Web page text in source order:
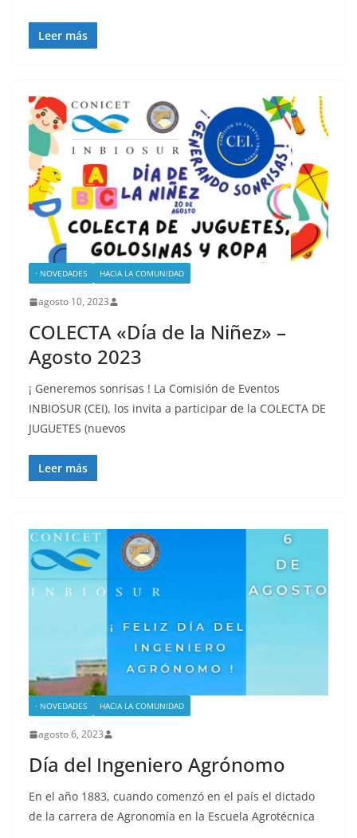
Leer más
· NOVEDADES HACIA LA COMUNIDAD
agosto 10, 2023
COLECTA «Día de la Niñez» –
Agosto 2023
¡ Generemos sonrisas ! La Comisión de Eventos
INBIOSUR (CEI), los invita a participar de la COLECTA DE
JUGUETES (nuevos
Leer más
· NOVEDADES HACIA LA COMUNIDAD
agosto 6, 2023
Día del Ingeniero Agrónomo
En el año 1883, cuando comenzó en el país el dictado
de la carrera de Agronomía en la Escuela Agrotécnica